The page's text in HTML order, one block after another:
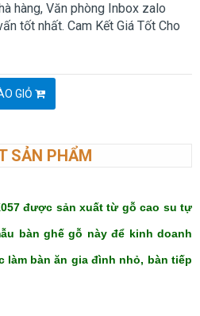
hàng, Văn phòng Inbox zalo
tốt nhất. Cam Kết Giá Tốt Cho
GIỎ
SẢN PHẨM
được sản xuất từ gỗ cao su tự
bàn ghế gỗ này để kinh doanh
làm bàn ăn gia đình nhỏ, bàn tiếp